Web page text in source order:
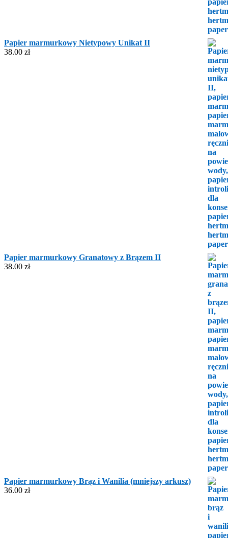
Papier marmurkowy Nietypowy Unikat II
38.00 zł
Papier marmurkowy Granatowy z Brązem II
38.00 zł
Papier marmurkowy Brąz i Wanilia (mniejszy arkusz)
36.00 zł